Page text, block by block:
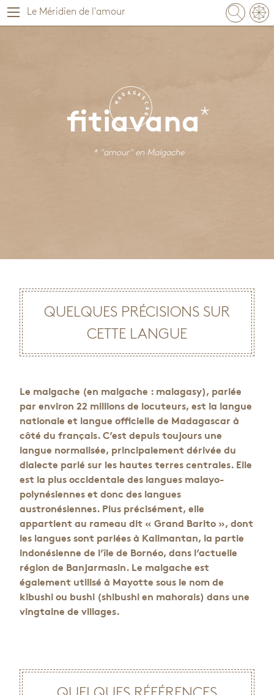
Le Méridien de l'amour
fitiavana
M
A
D A G A
S
C
A
R
* "amour" en Malgache
QUELQUES PRÉCISIONS SUR
CETTE LANGUE
Le malgache (en malgache : malagasy), parlée
par environ 22 millions de locuteurs, est la langue
nationale et langue officielle de Madagascar à
côté du français. C’est depuis toujours une
langue normalisée, principalement dérivée du
dialecte parlé sur les hautes terres centrales. Elle
est la plus occidentale des langues malayo-
polynésiennes et donc des langues
austronésiennes. Plus précisément, elle
appartient au rameau dit « Grand Barito », dont
les langues sont parlées à Kalimantan, la partie
indonésienne de l’île de Bornéo, dans l’actuelle
région de Banjarmasin. Le malgache est
également utilisé à Mayotte sous le nom de
kibushi ou bushi (shibushi en mahorais) dans une
vingtaine de villages.